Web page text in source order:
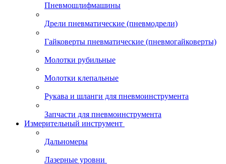
Пневмошлифмашины
Дрели пневматические (пневмодрели)
Гайковерты пневматические (пневмогайковерты)
Молотки рубильные
Молотки клепальные
Рукава и шланги для пневмоинструмента
Запчасти для пневмоинструмента
Измерительный инструмент
Дальномеры
Лазерные уровни